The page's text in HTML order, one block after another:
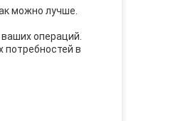
можно лучше.
операций.
в